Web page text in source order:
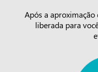
Após a aproximação
liberada para